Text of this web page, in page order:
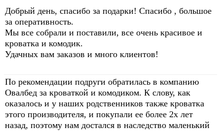
Добрый день, спасибо за подарки! Спасибо , большое
за оперативность.
Мы все собрали и поставили, все очень красивое и
кроватка и комодик.
Удачных вам заказов и много клиентов!
По рекомендации подруги обратилась в компанию
Овалбед за кроваткой и комодиком. К слову, как
оказалось и у наших родственников также кроватка
этого производителя, и покупали ее более 2х лет
назад, поэтому нам достался в наследство маленький